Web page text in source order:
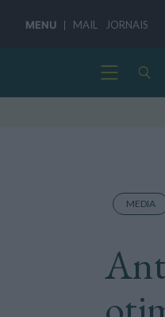
MENU MAIL JORNAIS
MEDIA